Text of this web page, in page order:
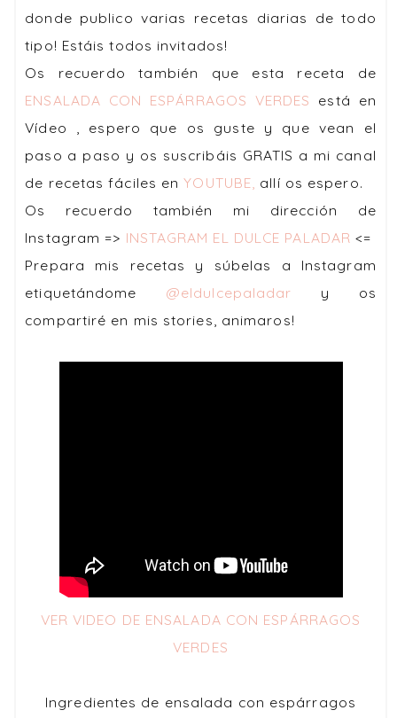
donde publico varias recetas diarias de todo
tipo! Estáis todos invitados!
Os recuerdo también que esta receta de
ENSALADA CON ESPÁRRAGOS VERDES está en
Vídeo , espero que os guste y que vean el
paso a paso y os suscribáis GRATIS a mi canal
de recetas fáciles enYOUTUBE, allí os espero.
Os recuerdo también mi dirección de
Instagram => INSTAGRAM EL DULCE PALADAR <=
Prepara mis recetas y súbelas a Instagram
etiquetándome @eldulcepaladar y os
compartiré en mis stories, animaros!
VER VIDEO DE ENSALADA CON ESPÁRRAGOS
VERDES
Ingredientes de ensalada con espárragos